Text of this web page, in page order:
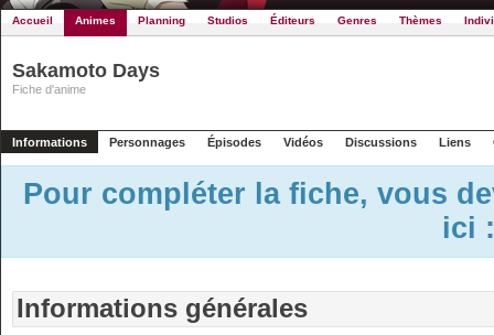
Accueil Animes Planning Studios Éditeurs Genres Thèmes
Sakamoto Days
Fiche d'anime
Informations Personnages Épisodes Vidéos Discussions Liens
Pour compléter la fiche, vous
ici
Informations générales